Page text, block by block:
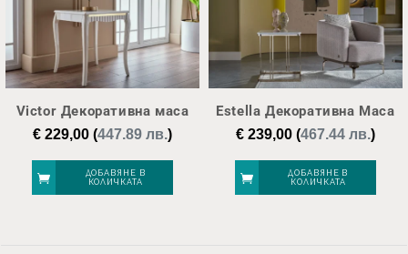
Victor Декоративна маса
€ 229,00 (447.89 лв.)
ДОБАВЯНЕ В
КОЛИЧКАТА
Estella Декоративна Маса
€239,00(467.44 лв.)
ДОБАВЯНЕ В
КОЛИЧКАТА